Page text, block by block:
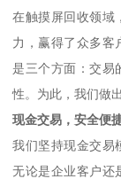
在触摸屏回收领域
力，赢得了众多客
是三个方面：交易
性。为此，我们做
现金交易，安全便
我们坚持现金交易
无论是企业客户还